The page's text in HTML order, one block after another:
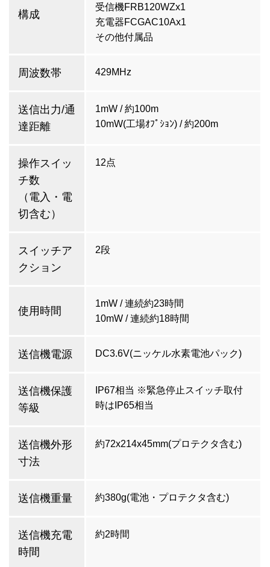
構成
受信機FRB120WZx1
充電器FCGAC10Ax1
その他付属品
周波数帯 429MHz
送信出力/通
達距離
1mW / 約100m
10mW(工場ｵﾌﾟｼｮﾝ) / 約200m
操作スイッ
チ数
（電入・電
切含む）
12点
スイッチア
クション
2段
使用時間
1mW / 連続約23時間
10mW / 連続約18時間
送信機電源 DC3.6V(ニッケル水素電池パック)
送信機保護
等級
IP67相当 ※緊急停止スイッチ取付
時はIP65相当
送信機外形
寸法
約72x214x45mm(プロテクタ含む)
送信機重量 約380g(電池・プロテクタ含む)
送信機充電
時間
約2時間